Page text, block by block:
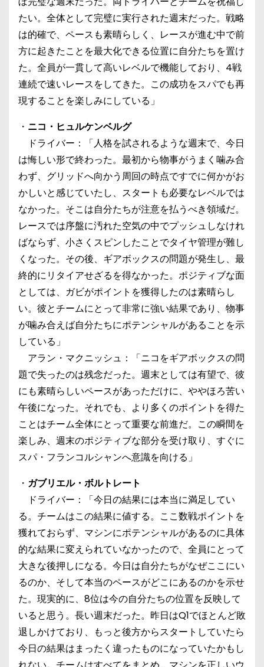
たい。全体として完璧に実行された週末だった。戦略
は的確で、ペースも素晴らしく、レースが進む中で前
方に起きたことを最大化できる位置に自分たちを置け
た。全員が一貫して高いレベルで機能しており、4戦
連続で速いレースをしてきた。この成功をスパでも再
現することを楽しみにしている」
・ ニコ・ヒュルケンベルグ
ドライバー：「人格を試されるような週末で、今日
は悔しい形で終わった。最初から物事がうまく噛み合
わず、グリッドへ向かう周回の時点ですでに何かがお
かしいと感じていたし、スタートも必要なレベルでは
なかった。そこは自分たちが注意を払うべき領域だ。
レースでは序盤に汚れた空気の中でプッシュしなけれ
ばならず、小さくスピンしたことでタイヤ管理が難し
くなった。その後、ギアボックスの問題が発生し、最
終的にリタイアせざるを得なかった。ポジティブな面
としては、ガビがポイントを獲得したのは素晴らし
い。彼とチームにとって非常に強い結果であり、物事
が噛み合えば自分たちにポテンシャルがあることを示
している」
アラン・マクニッシュ：「ニコをギアボックスの問
題で失ったのは残念だった。週末としては有望で、彼
にも素晴らしいペースがあっただけに、ややほろ苦い
午後になった。それでも、より多くのポイントを得た
ことはチーム全体にとって重要な前進だ。この瞬間を
楽しみ、週末のポジティブな部分を受け取り、すぐに
スパ・フランコルシャンへ意識を向ける」
・ ガブリエル・ボルトレート
ドライバー：「今日の結果には本当に満足してい
る。チームはこの結果に値する。ここ数戦ポイントを
獲れておらず、マシンにポテンシャルがあるのに具体
的な結果に変えられていなかったので、全員にとって
大きな後押しになる。今日は自分たちがなぜここにい
るのか、そして本当のペースがどこにあるのかを示せ
た。現実的に、8位は今の自分たちの位置を反映して
いると思う。長い週末だった。昨日はQ1でほとんど敗
退しかけており、もっと後方からスタートしていたら
今日の結果はまったく違ったものになっていたかもし